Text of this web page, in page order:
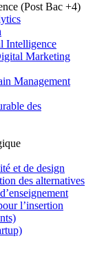
(Post Bac +4)
Intelligence
Marketing
Management
des
et de design
des alternatives
l’insertion